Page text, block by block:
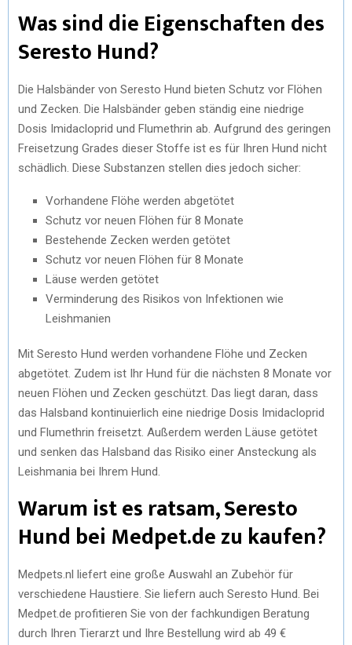
Was sind die Eigenschaften des
Seresto Hund?
Die Halsbänder von Seresto Hund bieten Schutz vor Flöhen
und Zecken. Die Halsbänder geben ständig eine niedrige
Dosis Imidacloprid und Flumethrin ab. Aufgrund des geringen
Freisetzung Grades dieser Stoffe ist es für Ihren Hund nicht
schädlich. Diese Substanzen stellen dies jedoch sicher:
Vorhandene Flöhe werden abgetötet
Schutz vor neuen Flöhen für 8 Monate
Bestehende Zecken werden getötet
Schutz vor neuen Flöhen für 8 Monate
Läuse werden getötet
Verminderung des Risikos von Infektionen wie
Leishmanien
Mit Seresto Hund werden vorhandene Flöhe und Zecken
abgetötet. Zudem ist Ihr Hund für die nächsten 8 Monate vor
neuen Flöhen und Zecken geschützt. Das liegt daran, dass
das Halsband kontinuierlich eine niedrige Dosis Imidacloprid
und Flumethrin freisetzt. Außerdem werden Läuse getötet
und senken das Halsband das Risiko einer Ansteckung als
Leishmania bei Ihrem Hund.
Warum ist es ratsam, Seresto
Hund bei Medpet.de zu kaufen?
Medpets.nl liefert eine große Auswahl an Zubehör für
verschiedene Haustiere. Sie liefern auch Seresto Hund. Bei
Medpet.de profitieren Sie von der fachkundigen Beratung
durch Ihren Tierarzt und Ihre Bestellung wird ab 49 €